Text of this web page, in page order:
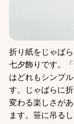
折り紙をじゃば
七夕飾りです。
はどれもシンプ
す。じゃばらに
変わる楽しさが
ます。笹に吊る